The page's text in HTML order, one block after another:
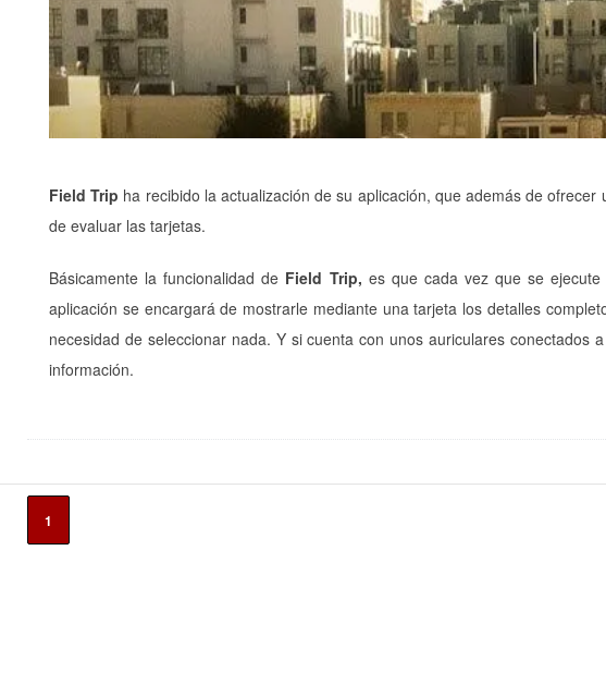
Field Trip ha recibido la actualización de su aplicación, que además de ofrecer
de evaluar las tarjetas.
Básicamente la funcionalidad de Field Trip, es que cada vez que se
aplicación se encargará de mostrarle mediante una tarjeta los detalles
necesidad de seleccionar nada. Y si cuenta con unos auriculares conectados a
información.
1